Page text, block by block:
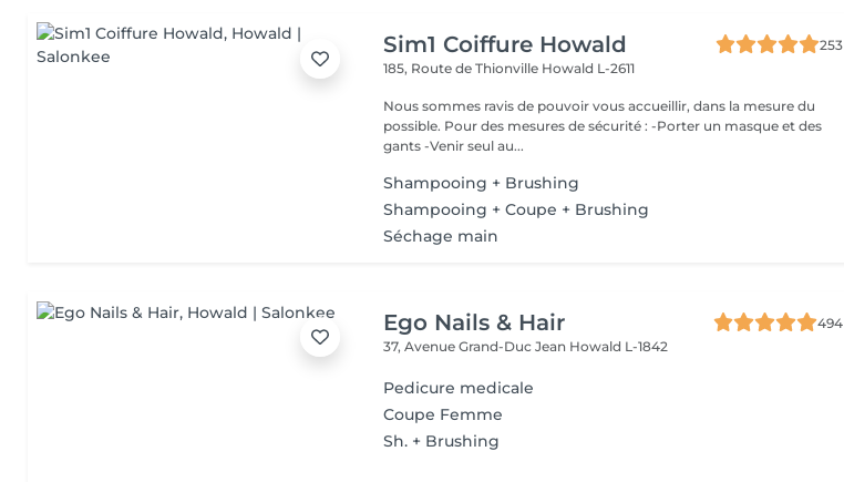
Sim1 Coiffure Howald
253
185, Route de Thionville Howald L-2611
Nous sommes ravis de pouvoir vous accueillir, dans la mesure du
possible. Pour des mesures de sécurité : -Porter un masque et des
gants -Venir seul au...
Shampooing + Brushing
Shampooing + Coupe + Brushing
Séchage main
Ego Nails & Hair
494
37, Avenue Grand-Duc Jean Howald L-1842
Pedicure medicale
Coupe Femme
Sh. + Brushing